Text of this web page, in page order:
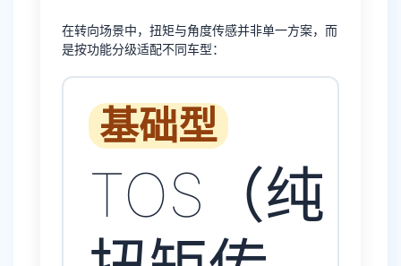
在转向场景中，扭矩与角度传感并非单一方案，而
是按功能分级适配不同车型：
基础型
TOS（纯